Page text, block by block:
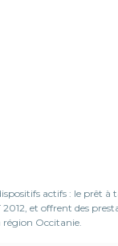
actifs : le prêt à
et offrent des
Occitanie.